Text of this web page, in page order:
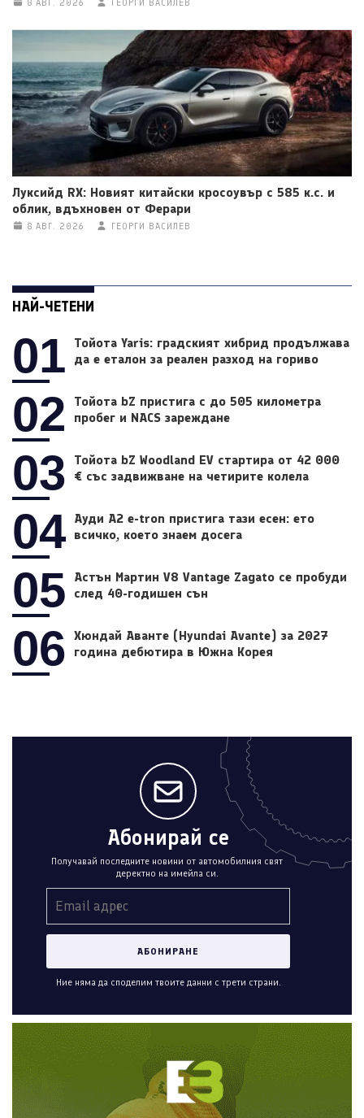
8 АВГ. 2026 ГЕОРГИ ВАСИЛЕВ
Луксийд RX: Новият китайски кросоувър с 585 к.с. и
облик, вдъхновен от Ферари
8 АВГ. 2026 ГЕОРГИ ВАСИЛЕВ
НАЙ-ЧЕТЕНИ
01
Тойота Yaris: градският хибрид продължава
да е еталон за реален разход на гориво
02
Тойота bZ пристига с до 505 километра
пробег и NACS зареждане
03
Тойота bZ Woodland EV стартира от 42 000
€ със задвижване на четирите колела
04 Ауди A2 e-tron пристига тази есен: ето
всичко, което знаем досега
05
Астън Мартин V8 Vantage Zagato се пробуди
след 40-годишен сън
06
Хюндай Аванте (Hyundai Avante) за 2027
година дебютира в Южна Корея
Абонирай се
Получавай последните новини от автомобилния свят
деректно на имейла си.
Ние няма да споделим твоите данни с трети страни.